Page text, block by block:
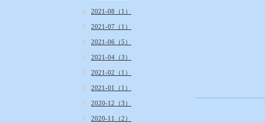
2021-08（1）
2021-07（1）
2021-06（5）
2021-04（3）
2021-02（1）
2021-01（1）
2020-12（3）
2020-11（2）